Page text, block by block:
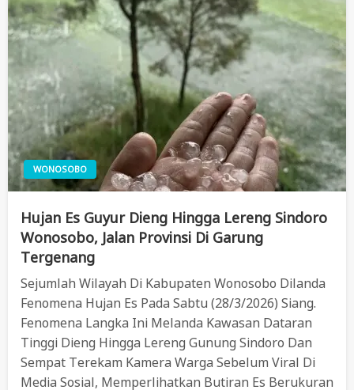
WONOSOBO
Hujan Es Guyur Dieng Hingga Lereng Sindoro
Wonosobo, Jalan Provinsi Di Garung
Tergenang
Sejumlah Wilayah Di Kabupaten Wonosobo Dilanda
Fenomena Hujan Es Pada Sabtu (28/3/2026) Siang.
Fenomena Langka Ini Melanda Kawasan Dataran
Tinggi Dieng Hingga Lereng Gunung Sindoro Dan
Sempat Terekam Kamera Warga Sebelum Viral Di
Media Sosial, Memperlihatkan Butiran Es Berukuran